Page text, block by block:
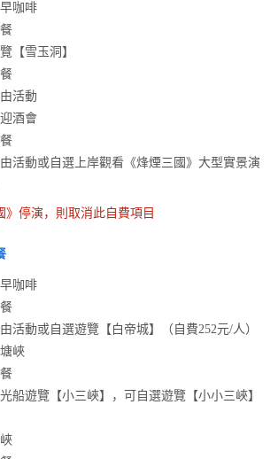
咖啡
【雪玉洞】
活動
酒會
活動或自選上岸觀看《烽煙三國》大型實景演
》停演，則取消此自費項目
咖啡
活動或自選遊覽【白帝城】（自費252元/人）
峽
船遊覽【小三峽】，可自選遊覽【小小三峽】